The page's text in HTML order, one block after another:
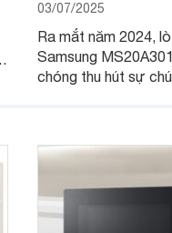
03/07/2025
Ra mắt năm 2024,
Samsung
chóng thu hút sự
phẩm hứa hẹn
gia đình.